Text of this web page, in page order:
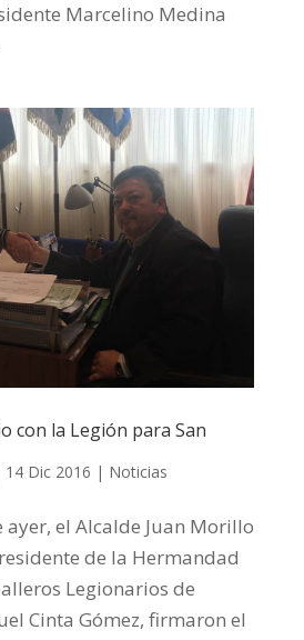
Marcelino Medina
con la Legión para San
14 Dic 2016 | Noticias
el Alcalde Juan Morillo
de la Hermandad
Legionarios de
Cinta Gómez, firmaron el